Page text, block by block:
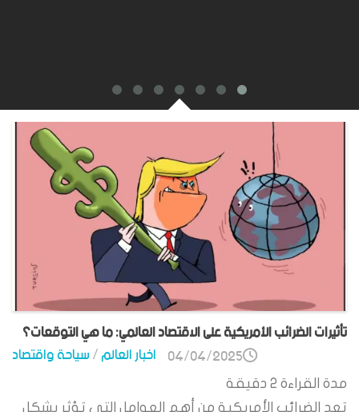
تأثيرات الضرائب الأمريكية على الاقتصاد العالمي: ما هي التوقعات؟
اخبار العالم/سياحة واقتصاد 04/04/2025
مدة القراءة 2 دقيقة
تعد الضرائب الأمريكية من أهم العوامل التي تؤثر بشكل